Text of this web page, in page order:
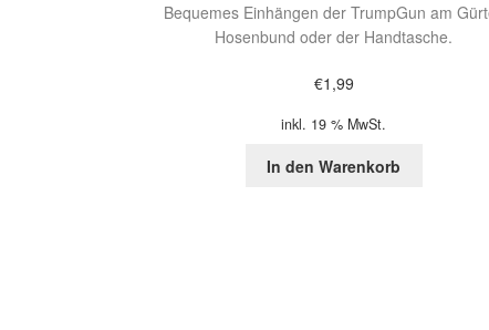
Bequemes Einhängen der TrumpGun am
Hosenbund oder der Handtasche.
€1,99
inkl. 19 % MwSt.
In den Warenkorb